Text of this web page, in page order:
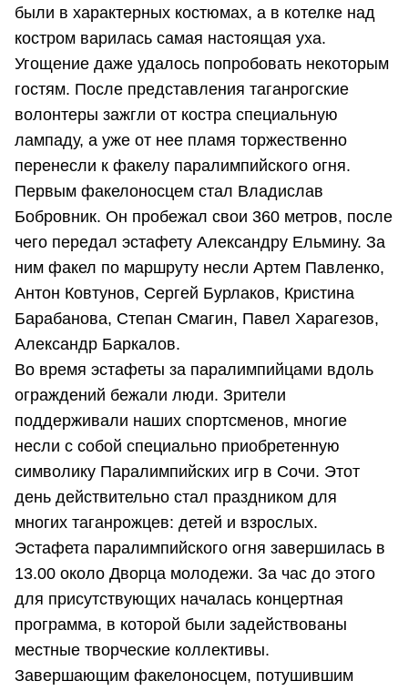
были в характерных костюмах, а в котелке над
костром варилась самая настоящая уха.
Угощение даже удалось попробовать некоторым
гостям. После представления таганрогские
волонтеры зажгли от костра специальную
лампаду, а уже от нее пламя торжественно
перенесли к факелу паралимпийского огня.
Первым факелоносцем стал Владислав
Бобровник. Он пробежал свои 360 метров, после
чего передал эстафету Александру Ельмину. За
ним факел по маршруту несли Артем Павленко,
Антон Ковтунов, Сергей Бурлаков, Кристина
Барабанова, Степан Смагин, Павел Харагезов,
Александр Баркалов.
Во время эстафеты за паралимпийцами вдоль
ограждений бежали люди. Зрители
поддерживали наших спортсменов, многие
несли с собой специально приобретенную
символику Паралимпийских игр в Сочи. Этот
день действительно стал праздником для
многих таганрожцев: детей и взрослых.
Эстафета паралимпийского огня завершилась в
13.00 около Дворца молодежи. За час до этого
для присутствующих началась концертная
программа, в которой были задействованы
местные творческие коллективы.
Завершающим факелоносцем, потушившим